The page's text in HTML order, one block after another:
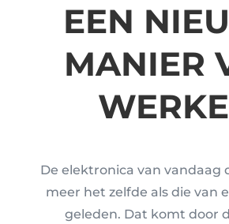
EEN
MANIER
De elektronica van vandaag
meer het zelfde als die van
geleden. Dat komt door